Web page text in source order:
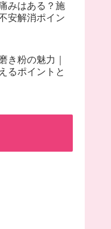
みはある？施
安解消ポイン
き粉の魅力｜
るポイントと